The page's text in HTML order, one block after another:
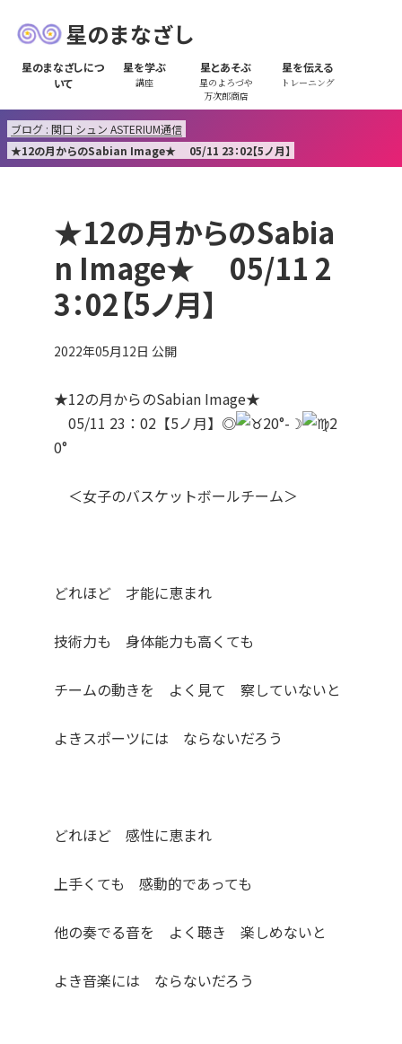
星のまなざし
星のまなざしにつ
いて
星を学ぶ
講座
星とあそぶ
星のよろづや
万次郎商店
星を伝える
トレーニング
ブログ : 関口 シュン ASTERIUM通信
★12の月からのSabian Image★ 05/11 23：02【5ノ月】
★12の月からのSabia
n Image★ 05/11 2
3：02【5ノ月】
2022年05月12日 公開
★12の月からのSabian Image★
05/11 23：02【5ノ月】◎
20°-☽
2
0°
＜女子のバスケットボールチーム＞
どれほど 才能に恵まれ
技術力も 身体能力も高くても
チームの動きを よく見て 察していないと
よきスポーツには ならないだろう
どれほど 感性に恵まれ
上手くても 感動的であっても
他の奏でる音を よく聴き 楽しめないと
よき音楽には ならないだろう